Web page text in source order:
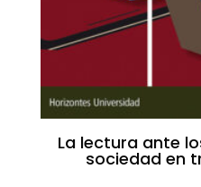
La lectura ante
sociedad en